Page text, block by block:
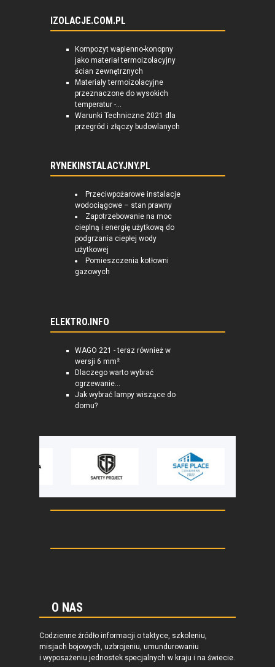
IZOLACJE.COM.PL
Kompozyt wapienno-konopny
jako materiał termoizolacyjny
ścian zewnętrznych
Materiały termoizolacyjne
przeznaczone do wysokich
temperatur -...
Warunki Techniczne 2021 dla
przegród i złączy budowlanych
RYNEKINSTALACYJNY.PL
Przeciwpożarowe instalacje
wodociągowe – stan prawny
Zapotrzebowanie na moc
cieplną i energię użytkową do
podgrzania ciepłej wody
użytkowej
Pomieszczenia kotłowni
gazowych
ELEKTRO.INFO
WAGO 221 - teraz również w
wersji 6 mm²
Dlaczego warto wybrać
ogrzewanie...
Jak wybrać lampy wiszące do
domu?
O NAS
Codzienne źródło informacji o taktyce, szkoleniu,
misjach bojowych, uzbrojeniu, umundurowaniu
i wyposażeniu jednostek specjalnych w kraju i na świecie.